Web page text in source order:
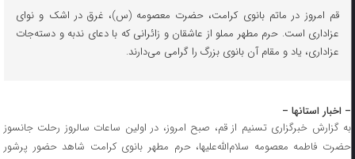
قم امروز در ماتم بانوی کرامت، حضرت معصومه (س)، غرق در اشک و نوای
عزاداری است. حرم مطهر مملو از عاشقان و زائرانی که با دعای ندبه و دسته‌جات
عزاداری، یاد و مقام آن بانوی بزرگ را گرامی می‌دارند.
– اخبار استانها –
به گزارش خبرگزاری تسنیم از قم، صبح امروز، در اولین ساعات سالروز رحلت جانسوز
حضرت فاطمه معصومه سلام‌الله‌علیها، حرم مطهر بانوی کرامت شاهد حضور پرشور